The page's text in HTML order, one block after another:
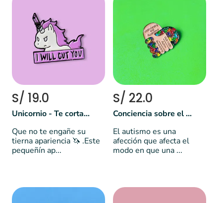
S/ 19.0
Unicornio - Te cortaré 🦄
Que no te engañe su
tierna apariencia 🦄 .Este
pequeñín ap...
S/ 22.0
Conciencia sobre el autismo
El autismo es una
afección que afecta el
modo en que una ...